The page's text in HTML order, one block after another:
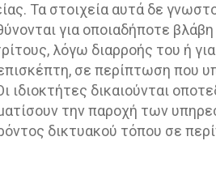
Τα στοιχεία αυτά δε
για οποιαδήποτε
λόγω διαρροής του ή
σε περίπτωση που
δικαιούνται
την παροχή των
δικτυακού τόπου σε